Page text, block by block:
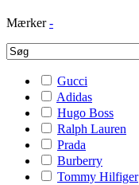
Mærker -
Gucci
Adidas
Hugo Boss
Ralph Lauren
Prada
Burberry
Tommy Hilfiger